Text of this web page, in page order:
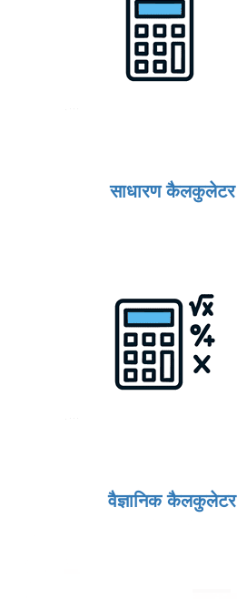
साधारण कैलकुलेटर
वैज्ञानिक कैलकुलेटर